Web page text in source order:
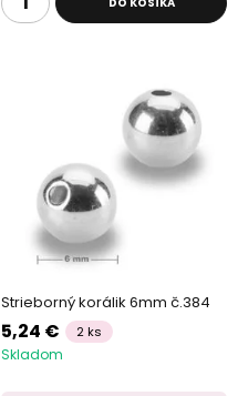
Strieborný korálik 6mm č.384
5,24 € 2 ks
Skladom